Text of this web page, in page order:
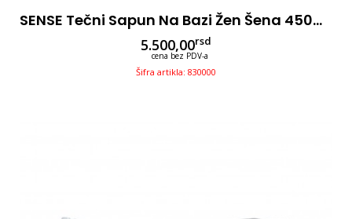
SENSE Tečni Sapun Na Bazi Žen Šena 450ml 12kom
5.500,00rsd
cena bez PDV-a
Šifra artikla: 830000